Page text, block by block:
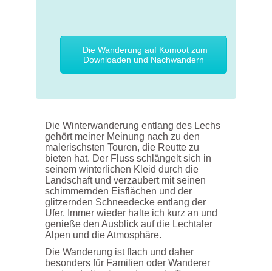
Die Wanderung auf Komoot zum
Downloaden und Nachwandern
Die Winterwanderung entlang des Lechs
gehört meiner Meinung nach zu den
malerischsten Touren, die Reutte zu
bieten hat. Der Fluss schlängelt sich in
seinem winterlichen Kleid durch die
Landschaft und verzaubert mit seinen
schimmernden Eisflächen und der
glitzernden Schneedecke entlang der
Ufer. Immer wieder halte ich kurz an und
genieße den Ausblick auf die Lechtaler
Alpen und die Atmosphäre.
Die Wanderung ist flach und daher
besonders für Familien oder Wanderer